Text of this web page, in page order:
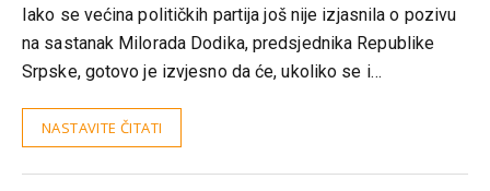
Iako se većina političkih partija još nije izjasnila o pozivu
na sastanak Milorada Dodika, predsjednika Republike
Srpske, gotovo je izvjesno da će, ukoliko se i…
NASTAVITE ČITATI